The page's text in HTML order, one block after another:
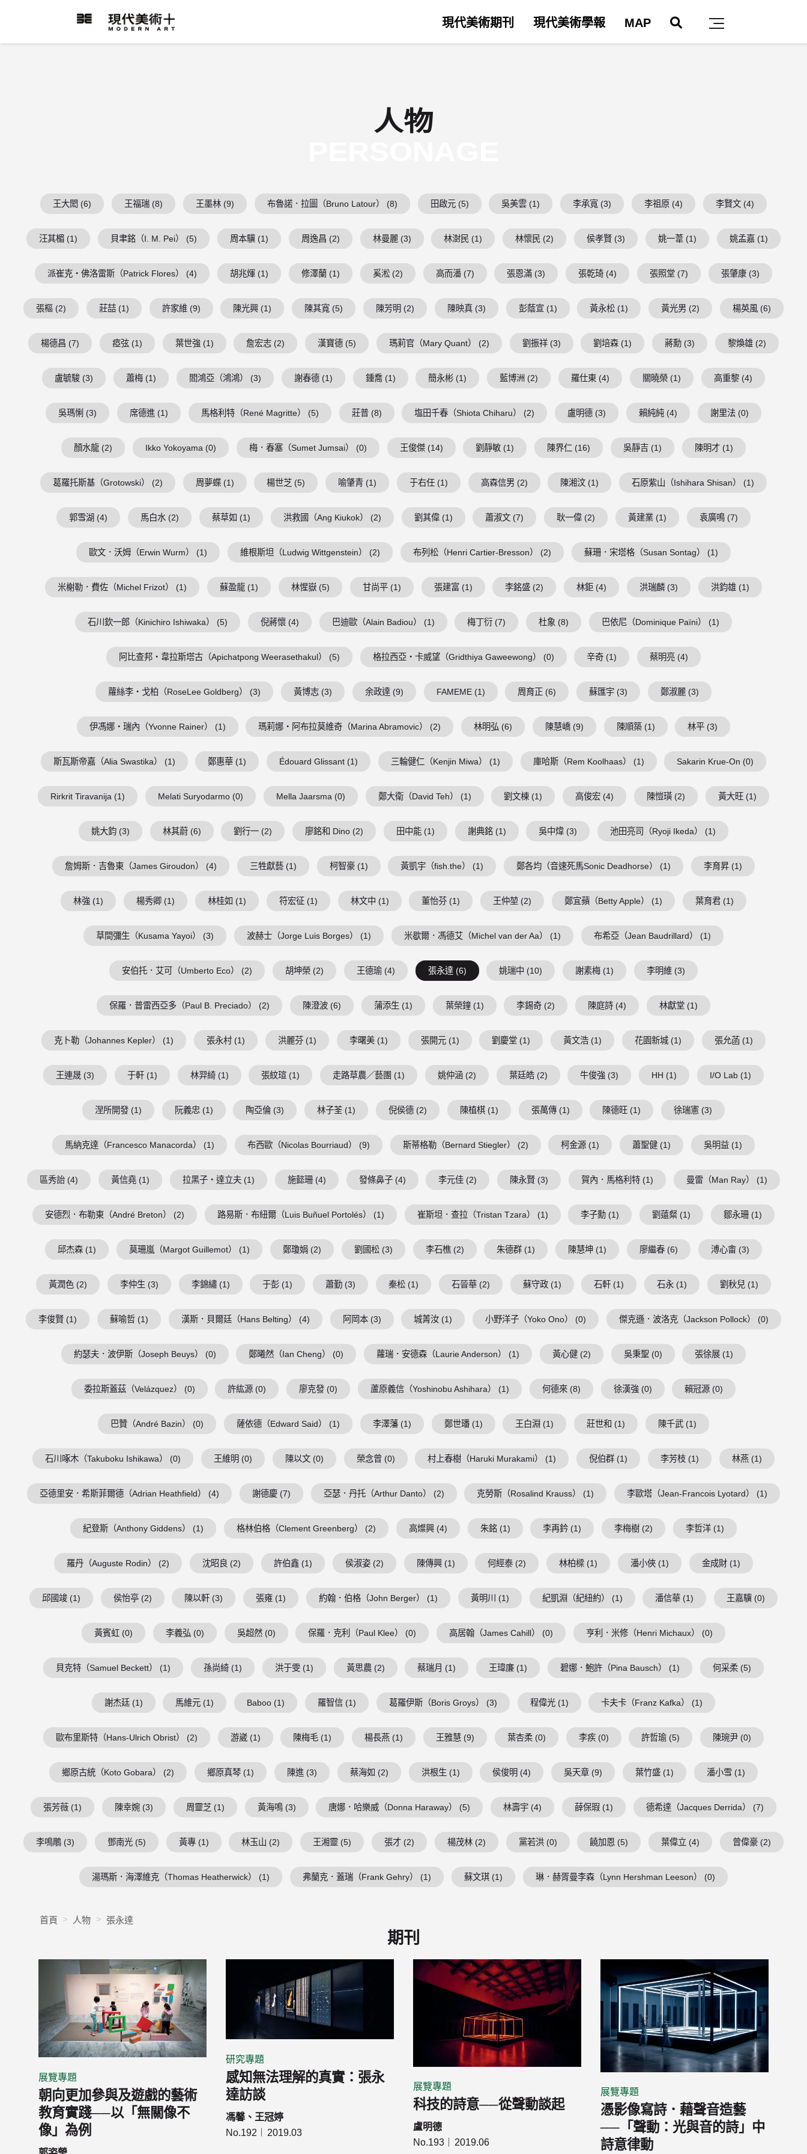
現代美術+Logo
主選單
現代美術期刊 現代美術學報 MAP
人物
王大閎 (6) 王福瑞 (8) 王墨林 (9) 布魯諾．拉圖（Bruno Latour） (8) 田啟元 (5) 吳美雲 (1) 李承寬 (3) 李祖原 (4) 李賢文 (4)
汪其楣 (1) 貝聿銘（I. M. Pei） (5) 周本驥 (1) 周逸昌 (2) 林曼麗 (3) 林澍民 (1) 林懷民 (2) 侯孝賢 (3) 姚一葦 (1) 姚孟嘉 (1)
派崔克・佛洛雷斯（Patrick Flores） (4) 胡兆煇 (1) 修澤蘭 (1) 奚淞 (2) 高而潘 (7) 張恩滿 (3) 張乾琦 (4) 張照堂 (7) 張肇康 (3)
張樞 (2) 莊喆 (1) 許家維 (9) 陳光興 (1) 陳其寬 (5) 陳芳明 (2) 陳映真 (3) 彭蔭宣 (1) 黃永松 (1) 黃光男 (2) 楊英風 (6)
楊德昌 (7) 瘂弦 (1) 葉世強 (1) 詹宏志 (2) 漢寶德 (5) 瑪莉官（Mary Quant） (2) 劉振祥 (3) 劉培森 (1) 蔣勳 (3) 黎煥雄 (2)
盧毓駿 (3) 蕭梅 (1) 閻鴻亞（鴻鴻） (3) 謝春德 (1) 鍾喬 (1) 簡永彬 (1) 藍博洲 (2) 羅仕東 (4) 關曉榮 (1) 高重黎 (4)
吳瑪悧 (3) 席德進 (1) 馬格利特（René Magritte） (5) 莊普 (8) 塩田千春（Shiota Chiharu） (2) 盧明德 (3) 賴純純 (4) 謝里法 (0)
顏水龍 (2) Ikko Yokoyama (0) 梅．春塞（Sumet Jumsai） (0) 王俊傑 (14) 劉靜敏 (1) 陳界仁 (16) 吳靜吉 (1) 陳明才 (1)
葛羅托斯基（Grotowski） (2) 周夢蝶 (1) 楊世芝 (5) 喻肇青 (1) 于右任 (1) 高森信男 (2) 陳湘汶 (1) 石原紫山（Ishihara Shisan） (1)
郭雪湖 (4) 馬白水 (2) 蔡草如 (1) 洪救國（Ang Kiukok） (2) 劉其偉 (1) 蕭淑文 (7) 耿一偉 (2) 黃建業 (1) 袁廣鳴 (7)
歐文．沃姆（Erwin Wurm） (1) 維根斯坦（Ludwig Wittgenstein） (2) 布列松（Henri Cartier-Bresson） (2) 蘇珊．宋塔格（Susan Sontag） (1)
米榭勒．費佐（Michel Frizot） (1) 蘇盈龍 (1) 林惺嶽 (5) 甘尚平 (1) 張建富 (1) 李銘盛 (2) 林鉅 (4) 洪瑞麟 (3) 洪鈞雄 (1)
石川欽一郎（Kinichiro Ishiwaka） (5) 倪蔣懷 (4) 巴迪歐（Alain Badiou） (1) 梅丁衍 (7) 杜象 (8) 巴依尼（Dominique Païni） (1)
阿比查邦・韋拉斯塔古（Apichatpong Weerasethakul） (5) 格拉西亞・卡威望（Gridthiya Gaweewong） (0) 辛奇 (1) 蔡明亮 (4)
蘿絲李・戈柏（RoseLee Goldberg） (3) 黃博志 (3) 余政達 (9) FAMEME (1) 周育正 (6) 蘇匯宇 (3) 鄭淑麗 (3)
伊馮娜・瑞內（Yvonne Rainer） (1) 瑪莉娜・阿布拉莫維奇（Marina Abramovic） (2) 林明弘 (6) 陳慧嶠 (9) 陳順築 (1) 林平 (3)
斯瓦斯帝嘉（Alia Swastika） (1) 鄭惠華 (1) Édouard Glissant (1) 三輪健仁（Kenjin Miwa） (1) 庫哈斯（Rem Koolhaas） (1) Sakarin Krue-On (0)
Rirkrit Tiravanija (1) Melati Suryodarmo (0) Mella Jaarsma (0) 鄭大衛（David Teh） (1) 劉文棟 (1) 高俊宏 (4) 陳愷璜 (2) 黃大旺 (1)
姚大鈞 (3) 林其蔚 (6) 劉行一 (2) 廖銘和 Dino (2) 田中能 (1) 謝典銘 (1) 吳中煒 (3) 池田亮司（Ryoji Ikeda） (1)
詹姆斯．吉魯東（James Giroudon） (4) 三牲獻藝 (1) 柯智豪 (1) 黃凱宇（fish.the） (1) 鄭各均（音速死馬Sonic Deadhorse） (1) 李育昇 (1)
林強 (1) 楊秀卿 (1) 林桂如 (1) 符宏征 (1) 林文中 (1) 董怡芬 (1) 王仲堃 (2) 鄭宜蘋（Betty Apple） (1) 葉育君 (1)
草間彌生（Kusama Yayoi） (3) 波赫士（Jorge Luis Borges） (1) 米歇爾．馮德艾（Michel van der Aa） (1) 布希亞（Jean Baudrillard） (1)
安伯托．艾可（Umberto Eco） (2) 胡坤榮 (2) 王德瑜 (4) 張永達 (6) 姚瑞中 (10) 謝素梅 (1) 李明維 (3)
保羅．普雷西亞多（Paul B. Preciado） (2) 陳澄波 (6) 蒲添生 (1) 葉榮鐘 (1) 李錫奇 (2) 陳庭詩 (4) 林獻堂 (1)
克卜勒（Johannes Kepler） (1) 張永村 (1) 洪麗芬 (1) 李曙美 (1) 張開元 (1) 劉慶堂 (1) 黃文浩 (1) 花園新城 (1) 張允菡 (1)
王連晟 (3) 于軒 (1) 林羿綺 (1) 張紋瑄 (1) 走路草農／藝團 (1) 姚仲涵 (2) 葉廷皓 (2) 牛俊強 (3) HH (1) I/O Lab (1)
涅所開發 (1) 阮義忠 (1) 陶亞倫 (3) 林子荃 (1) 倪侯德 (2) 陳植棋 (1) 張萬傳 (1) 陳德旺 (1) 徐瑞憲 (3)
馬納克達（Francesco Manacorda） (1) 布西歐（Nicolas Bourriaud） (9) 斯蒂格勒（Bernard Stiegler） (2) 柯金源 (1) 蕭聖健 (1) 吳明益 (1)
區秀詒 (4) 黃信堯 (1) 拉黑子・達立夫 (1) 施懿珊 (4) 發條鼻子 (4) 李元佳 (2) 陳永賢 (3) 賀內．馬格利特 (1) 曼雷（Man Ray） (1)
安德烈．布勒東（André Breton） (2) 路易斯．布紐爾（Luis Buñuel Portolés） (1) 崔斯坦．查拉（Tristan Tzara） (1) 李子勳 (1) 劉薳粲 (1) 鄒永珊 (1)
邱杰森 (1) 莫珊嵐（Margot Guillemot） (1) 鄭瓊娟 (2) 劉國松 (3) 李石樵 (2) 朱德群 (1) 陳慧坤 (1) 廖繼春 (6) 溥心畬 (3)
黃潤色 (2) 李仲生 (3) 李錦繡 (1) 于彭 (1) 蕭勤 (3) 秦松 (1) 石晉華 (2) 蘇守政 (1) 石軒 (1) 石永 (1) 劉秋兒 (1)
李俊賢 (1) 蘇喻哲 (1) 漢斯．貝爾廷（Hans Belting） (4) 阿岡本 (3) 城菁汝 (1) 小野洋子（Yoko Ono） (0) 傑克遜．波洛克（Jackson Pollock） (0)
約瑟夫．波伊斯（Joseph Beuys） (0) 鄭曦然（Ian Cheng） (0) 蘿瑞．安德森（Laurie Anderson） (1) 黃心健 (2) 吳秉聖 (0) 張徐展 (1)
委拉斯蓋茲（Velázquez） (0) 許紘源 (0) 廖克發 (0) 蘆原義信（Yoshinobu Ashihara） (1) 何德來 (8) 徐漢強 (0) 賴冠源 (0)
巴贊（André Bazin） (0) 薩依德（Edward Said） (1) 李澤藩 (1) 鄭世璠 (1) 王白淵 (1) 莊世和 (1) 陳千武 (1)
石川啄木（Takuboku Ishikawa） (0) 王維明 (0) 陳以文 (0) 榮念曾 (0) 村上春樹（Haruki Murakami） (1) 倪伯群 (1) 李芳枝 (1) 林燕 (1)
亞德里安．希斯菲爾德（Adrian Heathfield） (4) 謝德慶 (7) 亞瑟．丹托（Arthur Danto） (2) 克勞斯（Rosalind Krauss） (1) 李歐塔（Jean-Francois Lyotard） (1)
紀登斯（Anthony Giddens） (1) 格林伯格（Clement Greenberg） (2) 高燦興 (4) 朱銘 (1) 李再鈐 (1) 李梅樹 (2) 李哲洋 (1)
羅丹（Auguste Rodin） (2) 沈昭良 (2) 許伯鑫 (1) 侯淑姿 (2) 陳傳興 (1) 何經泰 (2) 林柏樑 (1) 潘小俠 (1) 金成財 (1)
邱國竣 (1) 侯怡亭 (2) 陳以軒 (3) 張雍 (1) 約翰．伯格（John Berger） (1) 黃明川 (1) 紀凱淵（紀紐約） (1) 潘信華 (1) 王嘉驥 (0)
黃賓虹 (0) 李義弘 (0) 吳超然 (0) 保羅．克利（Paul Klee） (0) 高居翰（James Cahill） (0) 亨利．米修（Henri Michaux） (0)
貝克特（Samuel Beckett） (1) 孫尚綺 (1) 洪于雯 (1) 黃思農 (2) 蔡瑞月 (1) 王瑋廉 (1) 碧娜．鮑許（Pina Bausch） (1) 何采柔 (5)
謝杰廷 (1) 馬維元 (1) Baboo (1) 羅智信 (1) 葛羅伊斯（Boris Groys） (3) 程偉光 (1) 卡夫卡（Franz Kafka） (1)
歐布里斯特（Hans-Ulrich Obrist） (2) 游崴 (1) 陳梅毛 (1) 楊長燕 (1) 王雅慧 (9) 葉杏柔 (0) 李疾 (0) 許哲瑜 (5) 陳琬尹 (0)
鄉原古統（Koto Gobara） (2) 鄉原真琴 (1) 陳進 (3) 蔡海如 (2) 洪根生 (1) 侯俊明 (4) 吳天章 (9) 葉竹盛 (1) 潘小雪 (1)
張芳薇 (1) 陳幸婉 (3) 周靈芝 (1) 黃海鳴 (3) 唐娜．哈樂威（Donna Haraway） (5) 林壽宇 (4) 薛保瑕 (1) 德希達（Jacques Derrida） (7)
李鳴鵰 (3) 鄧南光 (5) 黃專 (1) 林玉山 (2) 王湘靈 (5) 張才 (2) 楊茂林 (2) 黨若洪 (0) 饒加恩 (5) 葉偉立 (4) 曾偉豪 (2)
湯瑪斯．海澤維克（Thomas Heatherwick） (1) 弗蘭克．蓋瑞（Frank Gehry） (1) 蘇文琪 (1) 琳．赫胥曼李森（Lynn Hershman Leeson） (0)
首頁 人物 張永達
期刊
展覽專題
朝向更加參與及遊戲的藝術
教育實踐──以「無關像不
像」為例
研究專題
感知無法理解的真實：張永
達訪談
馮馨、王冠婷
No.192
2019.03
展覽專題
科技的詩意──從聲動談起
盧明德
No.193
2019.06
展覽專題
憑影像寫詩．藉聲音造藝
──「聲動：光與音的詩」中
詩意律動